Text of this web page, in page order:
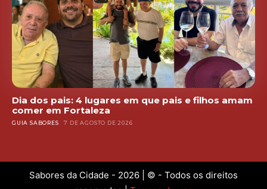
Dia dos pais: 4 lugares em que pais e filhos amam
comer em Fortaleza
GUIA SABORES 7 DE AGOSTO DE 2026
Sabores da Cidade - 2026 | © - Todos os direitos